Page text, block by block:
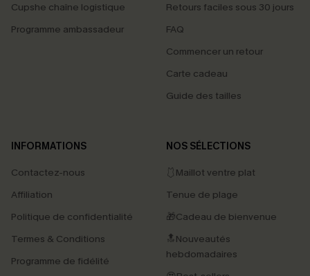
Cupshe chaîne logistique
Programme ambassadeur
Retours faciles sous 30 jours
FAQ
Commencer un retour
Carte cadeau
Guide des tailles
INFORMATIONS
Contactez-nous
Affiliation
Politique de confidentialité
Termes & Conditions
Programme de fidélité
NOS SÉLECTIONS
🩱Maillot ventre plat
Tenue de plage
🎁Cadeau de bienvenue
🔝Nouveautés
hebdomadaires